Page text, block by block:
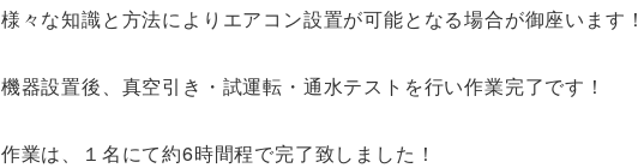
様々な知識と方法によりエアコン設置が可能となる場合が御座います！
機器設置後、真空引き・試運転・通水テストを行い作業完了です！
作業は、１名にて約6時間程で完了致しました！